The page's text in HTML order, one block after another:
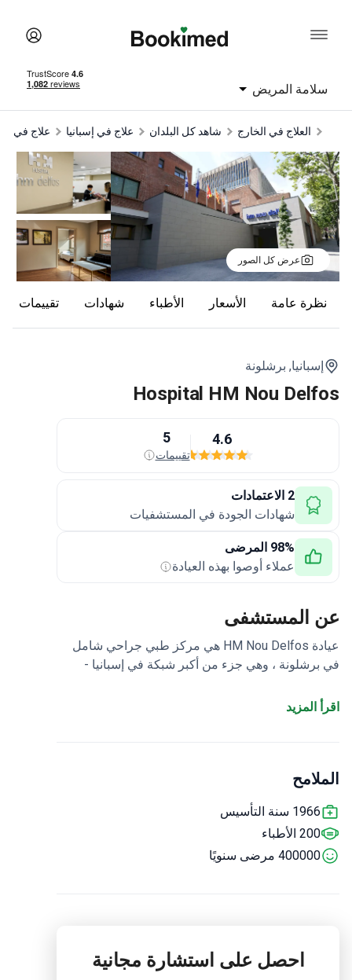
سلامة المريض
العلاج في الخارج شاهد كل البلدان علاج في إسبانيا علاج في
عرض كل الصور
نظرة عامة الأسعار الأطباء شهادات تقييمات
إسبانيا, برشلونة
Hospital HM Nou Delfos
4.6
5
تقييمات
2 الاعتمادات
شهادات الجودة في المستشفيات
98% المرضى
عملاء أوصوا بهذه العيادة
عن المستشفى
عيادة HM Nou Delfos هي مركز طبي جراحي شامل
في برشلونة ، وهي جزء من أكبر شبكة في إسبانيا -
والأورام وجراحة العظام وأمراض القلب وأمراض النساء
MRI ، وحدتان للعلاج الإشعاعي للأورام بدون جراحة.
وشهادات جودة ISO لإعادة التأهيل.
اقرأ المزيد
الملامح
1966 سنة التأسيس
200 الأطباء
400000 مرضى سنويًا
احصل على استشارة مجانية